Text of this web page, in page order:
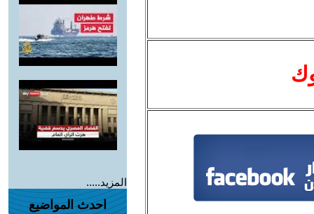
المزيد.....
احدث المواضيع